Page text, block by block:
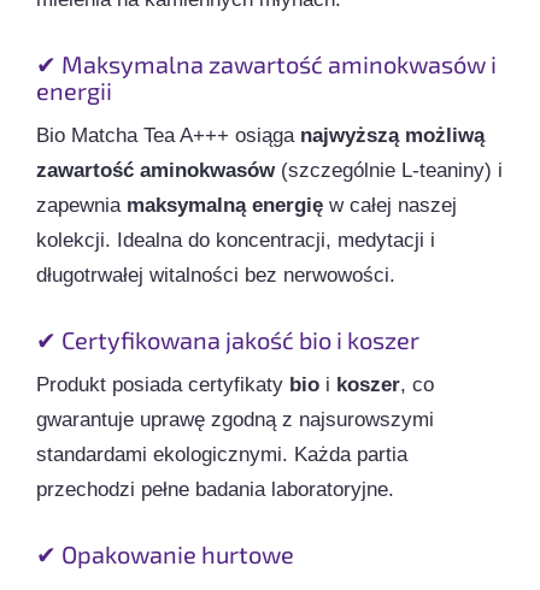
✔ Maksymalna zawartość aminokwasów i
energii
Bio Matcha Tea A+++ osiąga najwyższą możliwą
zawartość aminokwasów(szczególnie L-teaniny) i
zapewnia maksymalną energię w całej naszej
kolekcji. Idealna do koncentracji, medytacji i
długotrwałej witalności bez nerwowości.
✔ Certyfikowana jakość bio i koszer
Produkt posiada certyfikaty bio i koszer, co
gwarantuje uprawę zgodną z najsurowszymi
standardami ekologicznymi. Każda partia
przechodzi pełne badania laboratoryjne.
✔ Opakowanie hurtowe